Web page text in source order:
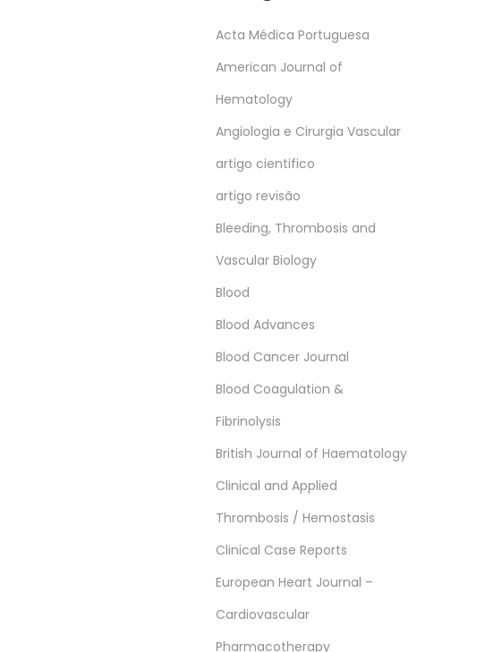
Acta Médica Portuguesa
American Journal of
Hematology
Angiologia e Cirurgia Vascular
artigo cientifico
artigo revisão
Bleeding, Thrombosis and
Vascular Biology
Blood
Blood Advances
Blood Cancer Journal
Blood Coagulation &
Fibrinolysis
British Journal of Haematology
Clinical and Applied
Thrombosis / Hemostasis
Clinical Case Reports
European Heart Journal –
Cardiovascular
Pharmacotherapy